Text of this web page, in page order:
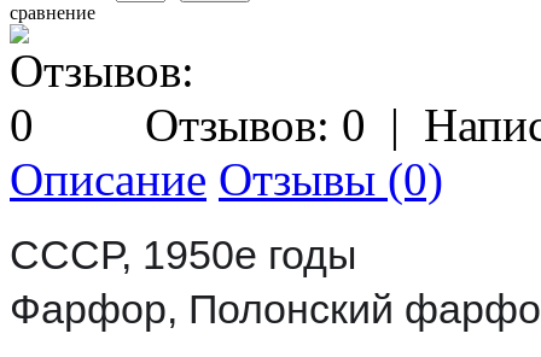
сравнение
Отзывов: 0 |
Описание Отзывы (0)
СССР, 1950е годы
Фарфор, Полонский